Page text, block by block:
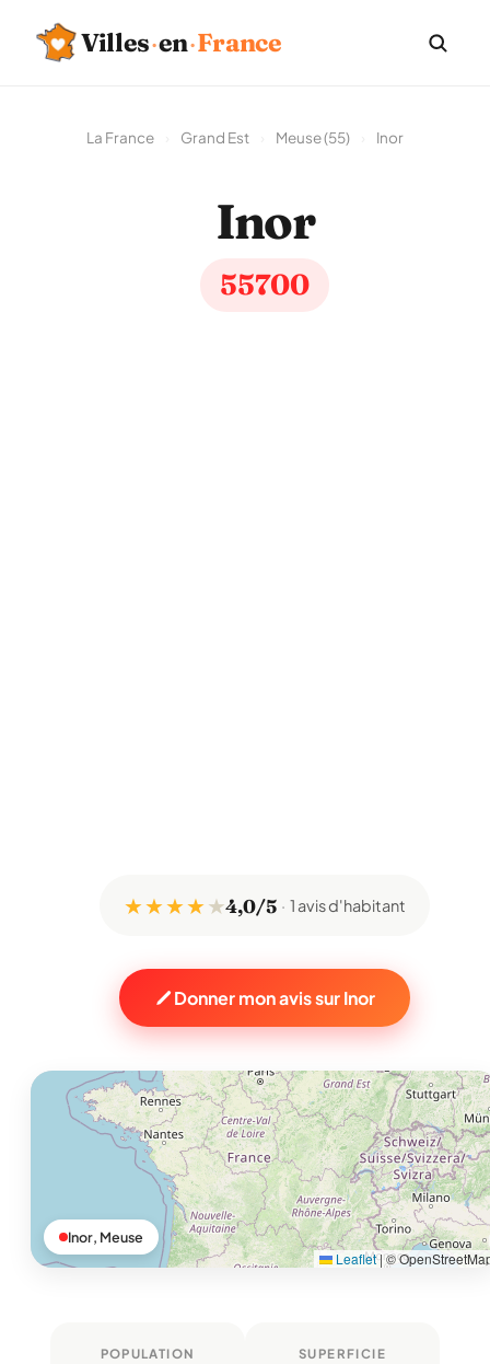
Villes·en·France
La France Grand Est Meuse (55) Inor
Inor
55700
★ ★ ★ ★★4,0/5 1 avis d'habitant
Donner mon avis sur Inor
Leaflet|©
Inor, Meuse
POPULATION SUPERFICIE